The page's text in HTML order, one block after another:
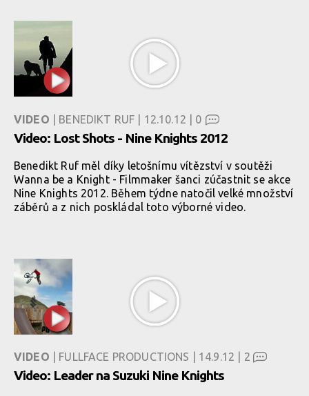
VIDEO | BENEDIKT RUF | 12.10.12 | 0
Video: Lost Shots - Nine Knights 2012
Benedikt Ruf měl díky letošnímu vítězství v soutěži
Wanna be a Knight - Filmmaker šanci zúčastnit se akce
Nine Knights 2012. Během týdne natočil velké množství
záběrů a z nich poskládal toto výborné video.
VIDEO | FULLFACE PRODUCTIONS | 14.9.12 | 2
Video: Leader na Suzuki Nine Knights